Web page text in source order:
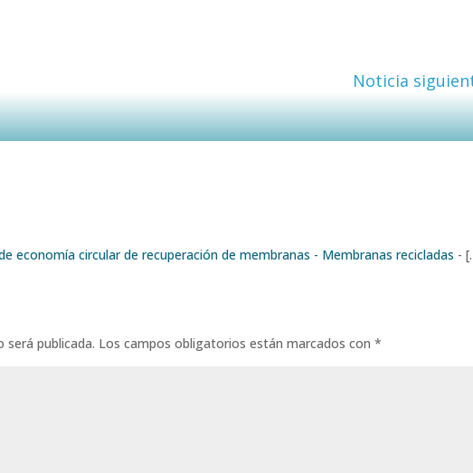
Noticia
economía circular de recuperación de membranas - Membranas recicladas -
será publicada. Los campos obligatorios están marcados con*